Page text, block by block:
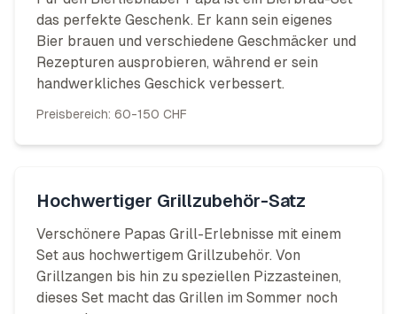
das perfekte Geschenk. Er kann sein eigenes
Bier brauen und verschiedene Geschmäcker und
Rezepturen ausprobieren, während er sein
handwerkliches Geschick verbessert.
Preisbereich: 60-150 CHF
Hochwertiger Grillzubehör-Satz
Verschönere Papas Grill-Erlebnisse mit einem
Set aus hochwertigem Grillzubehör. Von
Grillzangen bis hin zu speziellen Pizzasteinen,
dieses Set macht das Grillen im Sommer noch